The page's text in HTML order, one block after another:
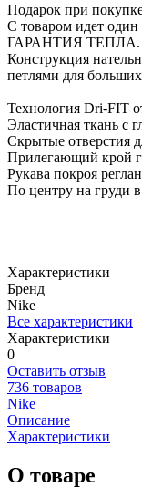
Подарок при
С товаром идет
ГАРАНТИЯ
Конструкция
петлями для
Технология Dri-FIT
Эластичная ткань с
Скрытые отверстия
Прилегающий крой
Рукава покроя
По центру на груди
Характеристики
Бренд
Nike
Все характеристики
Характеристики
0
Оставить отзыв
736 товаров
Nike
Описание
Характеристики
О товаре